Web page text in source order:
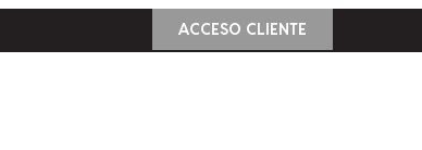
ACCESO CLIENTE